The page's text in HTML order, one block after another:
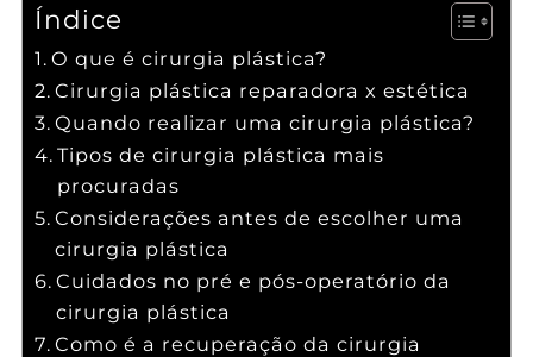
Índice
O que é cirurgia plástica?
Cirurgia plástica reparadora x estética
Quando realizar uma cirurgia plástica?
Tipos de cirurgia plástica mais
procuradas
Considerações antes de escolher uma
cirurgia plástica
Cuidados no pré e pós-operatório da
cirurgia plástica
Como é a recuperação da cirurgia